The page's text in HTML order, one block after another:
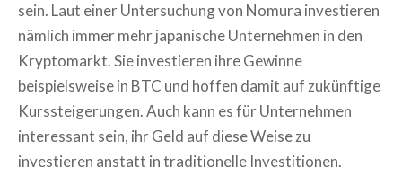
sein. Laut einer Untersuchung von Nomura investieren
nämlich immer mehr japanische Unternehmen in den
Kryptomarkt. Sie investieren ihre Gewinne
beispielsweise in BTC und hoffen damit auf zukünftige
Kurssteigerungen. Auch kann es für Unternehmen
interessant sein, ihr Geld auf diese Weise zu
investieren anstatt in traditionelle Investitionen.